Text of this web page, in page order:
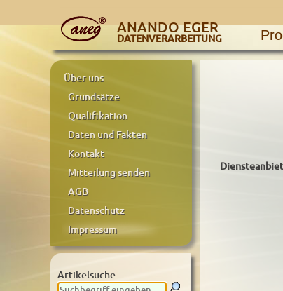
ANANDO EGER
DATENVERARBEITUNG
Über uns
Grundsätze
Qualifikation
Daten und Fakten
Kontakt
Mitteilung senden
AGB
Datenschutz
Impressum
Artikelsuche